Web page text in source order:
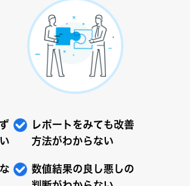
レポートをみても改善
方法がわからない
数値結果の良し悪しの